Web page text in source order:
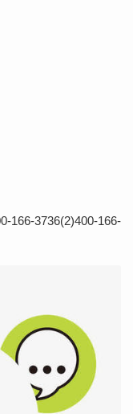
166-3736(2)400-166-